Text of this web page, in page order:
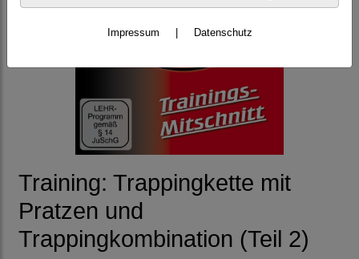
Training: Trappingkette mit
Pratzen und
Trappingkombination (Teil 2)
Impressum Datenschutz